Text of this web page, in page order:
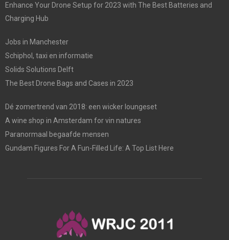
Enhance Your Drone Setup for 2023 with The Best Batteries and
Charging Hub
Jobs in Manchester
Schiphol, taxi en informatie
Solids Solutions Delft
The Best Drone Bags and Cases in 2023
Dé zomertrend van 2018: een wicker loungeset
A wine shop in Amsterdam for vin natures
Paranormaal begaafde mensen
Gundam Figures For A Fun-Filled Life: A Top List Here